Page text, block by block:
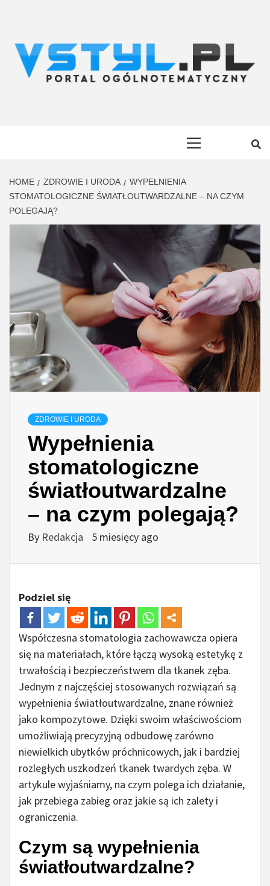
HOME ZDROWIE I URODA
WYPEŁNIENIA
STOMATOLOGICZNE ŚWIATŁOUTWARDZALNE – NA CZYM
POLEGAJĄ?
ZDROWIE I URODA
Wypełnienia
stomatologiczne
światłoutwardzalne
– na czym polegają?
By Redakcja 5 miesięcy ago
Podziel się
Współczesna stomatologia zachowawcza opiera
się na materiałach, które łączą wysoką estetykę z
trwałością i bezpieczeństwem dla tkanek zęba.
Jednym z najczęściej stosowanych rozwiązań są
wypełnienia światłoutwardzalne, znane również
jako kompozytowe. Dzięki swoim właściwościom
umożliwiają precyzyjną odbudowę zarówno
niewielkich ubytków próchnicowych, jak i bardziej
rozległych uszkodzeń tkanek twardych zęba. W
artykule wyjaśniamy, na czym polega ich działanie,
jak przebiega zabieg oraz jakie są ich zalety i
ograniczenia.
Czym są wypełnienia
światłoutwardzalne?